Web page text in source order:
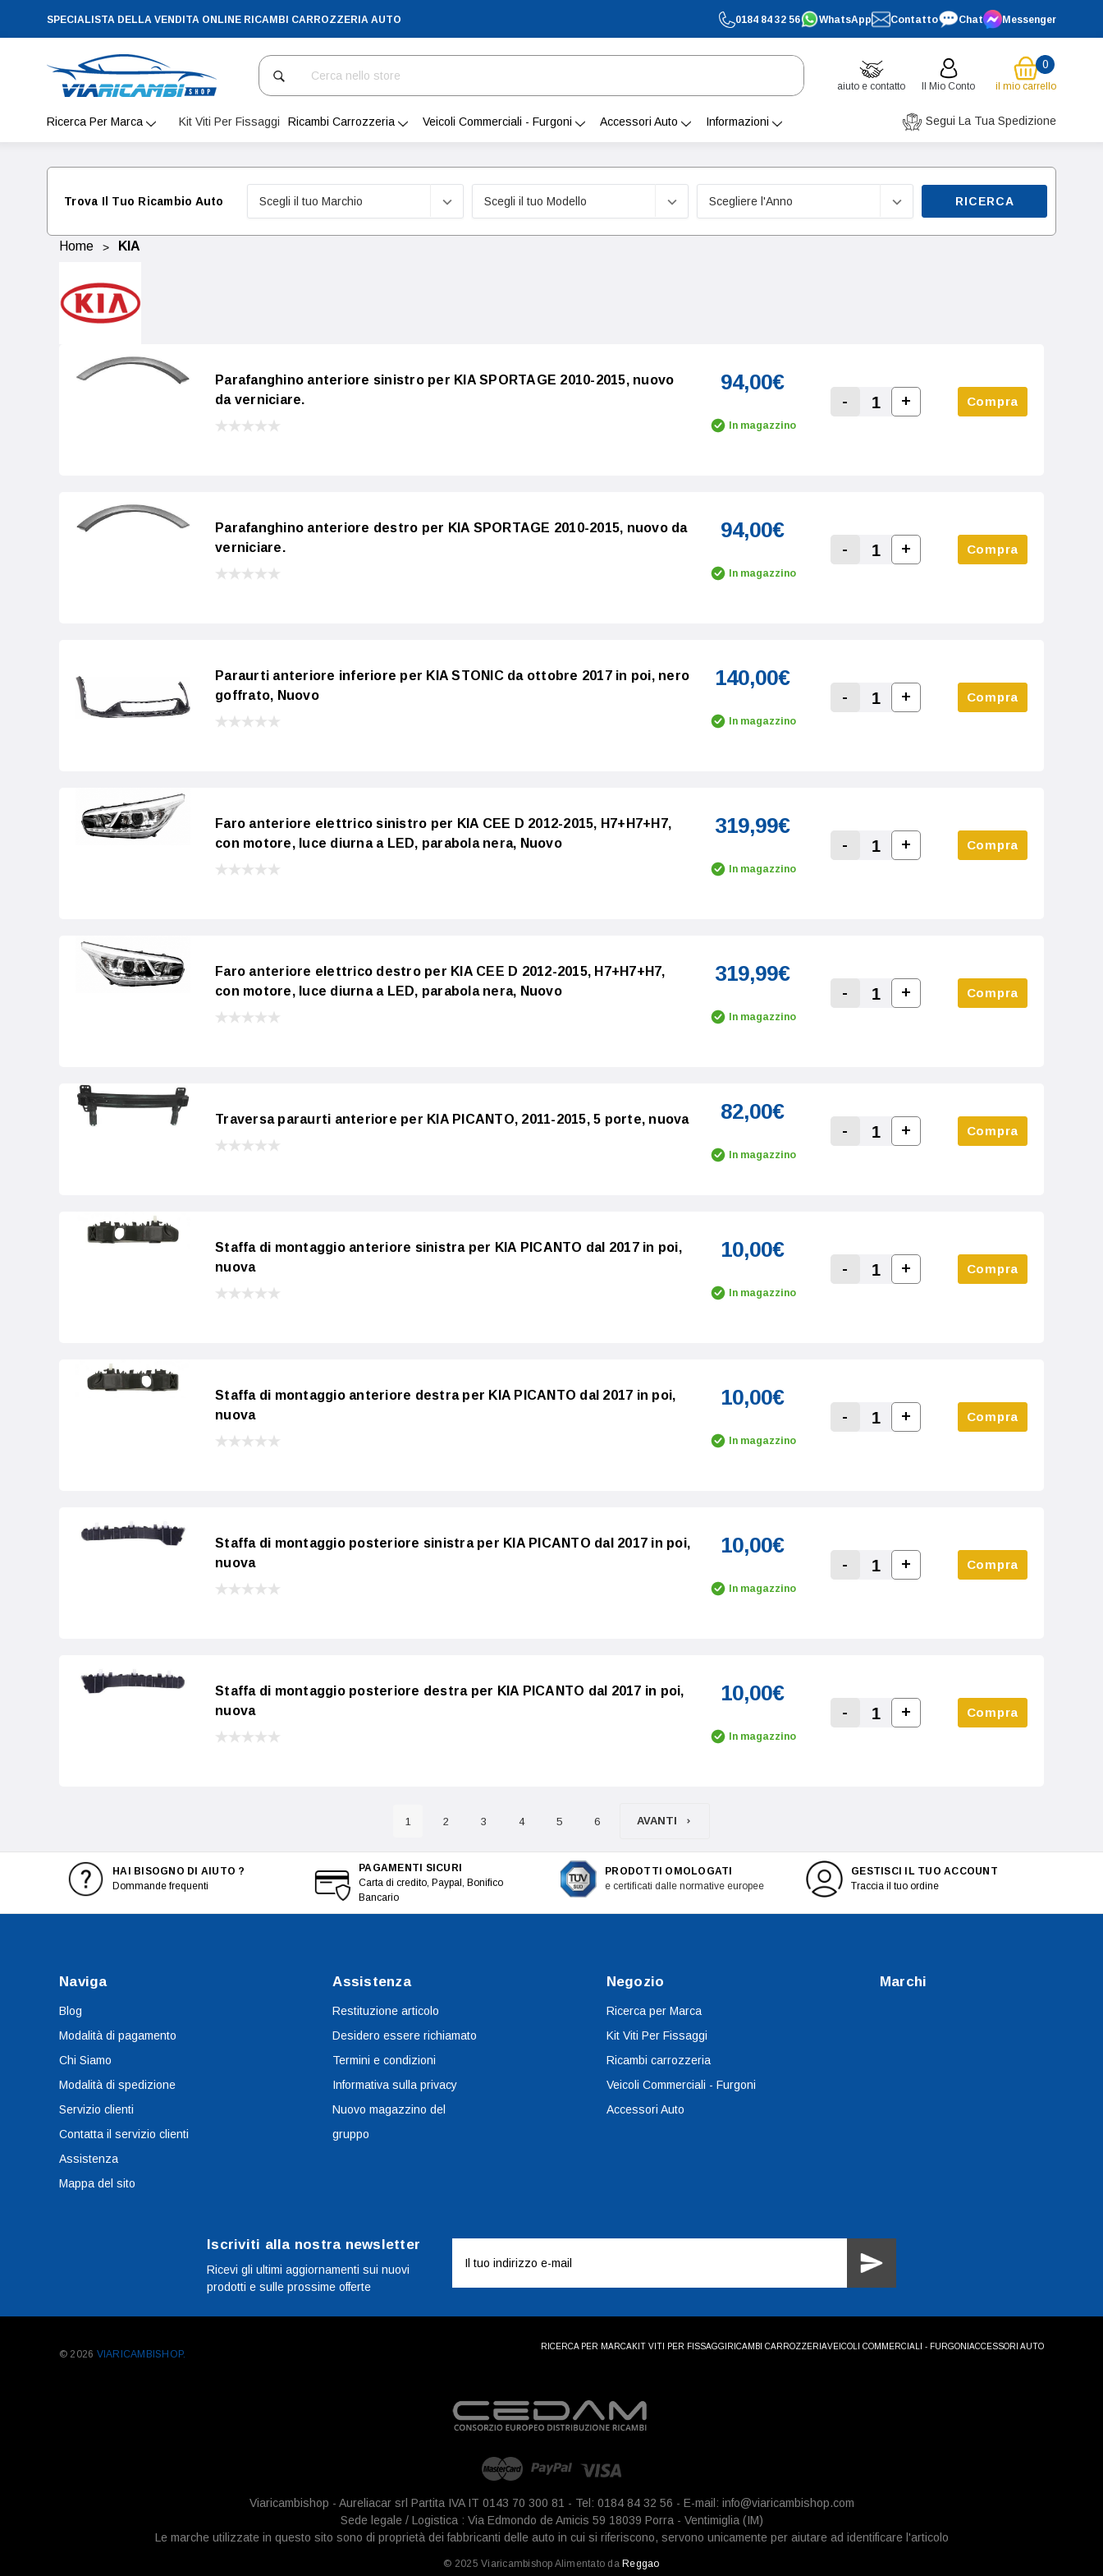
SPECIALISTA DELLA VENDITA ONLINE RICAMBI CARROZZERIA AUTO 0184 84 32 56 WhatsApp Contatto Chat Messenger
Cerca
aiuto e contatto Il Mio Conto
0
il mio carrello
Ricerca Per Marca Kit Viti Per Fissaggi Ricambi Carrozzeria Veicoli Commerciali - Furgoni Accessori Auto Informazioni Segui La Tua Spedizione
Trova Il Tuo Ricambio Auto RICERCA
Home KIA
Parafanghino anteriore sinistro per KIA SPORTAGE 2010-2015, nuovo
da verniciare.
94,00€
In magazzino Decrease Quantity:
-
Increase Quantity:
+ Compra
Parafanghino anteriore destro per KIA SPORTAGE 2010-2015, nuovo da
verniciare.
94,00€
In magazzino Decrease Quantity:
-
Increase Quantity:
+ Compra
Paraurti anteriore inferiore per KIA STONIC da ottobre 2017 in poi, nero
goffrato, Nuovo
140,00€
In magazzino Decrease Quantity:
-
Increase Quantity:
+ Compra
Faro anteriore elettrico sinistro per KIA CEE D 2012-2015, H7+H7+H7,
con motore, luce diurna a LED, parabola nera, Nuovo
319,99€
In magazzino Decrease Quantity:
-
Increase Quantity:
+ Compra
Faro anteriore elettrico destro per KIA CEE D 2012-2015, H7+H7+H7,
con motore, luce diurna a LED, parabola nera, Nuovo
319,99€
In magazzino Decrease Quantity:
-
Increase Quantity:
+ Compra
Traversa paraurti anteriore per KIA PICANTO, 2011-2015, 5 porte, nuova 82,00€
In magazzino Decrease Quantity:
-
Increase Quantity:
+ Compra
Staffa di montaggio anteriore sinistra per KIA PICANTO dal 2017 in poi,
nuova
10,00€
In magazzino Decrease Quantity:
-
Increase Quantity:
+ Compra
Staffa di montaggio anteriore destra per KIA PICANTO dal 2017 in poi,
nuova
10,00€
In magazzino Decrease Quantity:
-
Increase Quantity:
+ Compra
Staffa di montaggio posteriore sinistra per KIA PICANTO dal 2017 in poi,
nuova
10,00€
In magazzino Decrease Quantity:
-
Increase Quantity:
+ Compra
Staffa di montaggio posteriore destra per KIA PICANTO dal 2017 in poi,
nuova
10,00€
In magazzino Decrease Quantity:
-
Increase Quantity:
+ Compra
1 2 3 4 5 6 AVANTI
HAI BISOGNO DI AIUTO ?
Dommande frequenti
PAGAMENTI SICURI
Carta di credito, Paypal, Bonifico
Bancario
PRODOTTI OMOLOGATI
e certificati dalle normative europee
GESTISCI IL TUO ACCOUNT
Traccia il tuo ordine
Naviga
Blog
Modalità di pagamento
Chi Siamo
Modalità di spedizione
Servizio clienti
Contatta il servizio clienti
Assistenza
Mappa del sito
Assistenza
Restituzione articolo
Desidero essere richiamato
Termini e condizioni
Informativa sulla privacy
Nuovo magazzino del
gruppo
Negozio
Ricerca per Marca
Kit Viti Per Fissaggi
Ricambi carrozzeria
Veicoli Commerciali - Furgoni
Accessori Auto
Marchi
Iscriviti alla nostra newsletter
Ricevi gli ultimi aggiornamenti sui nuovi
prodotti e sulle prossime offerte
mail
© 2026 VIARICAMBISHOP.
RICERCA PER MARCAKIT VITI PER FISSAGGI RICAMBI CARROZZERIAVEICOLI COMMERCIALI - FURGONI ACCESSORI AUTO
Viaricambishop - Aureliacar srl Partita IVA IT 0143 70 300 81 - Tel: 0184 84 32 56 - E-mail: info@viaricambishop.com
Sede legale / Logistica : Via Edmondo de Amicis 59 18039 Porra - Ventimiglia (IM)
Le marche utilizzate in questo sito sono di proprietà dei fabbricanti delle auto in cui si riferiscono, servono unicamente per aiutare ad identificare l'articolo
© 2025 Viaricambishop Alimentato daReggao